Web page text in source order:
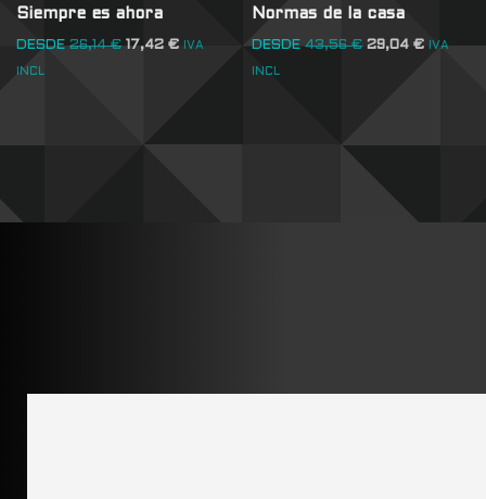
Siempre es ahora
DESDE 26,14€ 17,42 € IVA
INCL
Normas de la casa
DESDE 43,56€ 29,04€ IVA
INCL